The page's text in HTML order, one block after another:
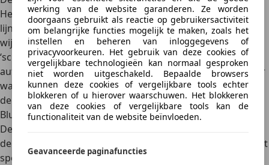
werking van de website garanderen. Ze worden
doorgaans gebruikt als reactie op gebruikersactiviteit
om belangrijke functies mogelijk te maken, zoals het
instellen en beheren van inloggegevens of
privacyvoorkeuren. Het gebruik van deze cookies of
vergelijkbare technologieën kan normaal gesproken
niet worden uitgeschakeld. Bepaalde browsers
kunnen deze cookies of vergelijkbare tools echter
blokkeren of u hierover waarschuwen. Het blokkeren
van deze cookies of vergelijkbare tools kan de
functionaliteit van de website beïnvloeden.
Geavanceerde paginafuncties
Het ontwerp van de Puma Gen-E volgt grotendeels de
lijnen van de bestaande Puma, met enkele duidelijke
wijzigingen. De grille is vervangen door een gesloten
‘schild’, een veelgebruikte designoplossing bij elektrische
auto’s. De kleur Electric Yellow – waarin ons testexemplaar
was uitgevoerd – accentueert het sportieve karakter van
de auto. Andere kleuren zoals Frozen White, Digital Aqua
Blue of Fantastic Red bieden de nodige variatie.
De standaard 17-inch velgen ogen verzorgd. Kies je voor
de Premium-versie, dan krijg je 18-inch velgen met een wat
sportiever ontwerp. De optionele Matrix LED-verlichting